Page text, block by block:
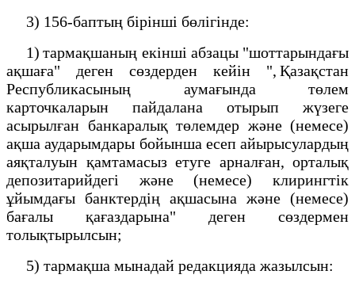
3) 156-баптың бірінші бөлігінде:
1) тармақшаның екінші абзацы "шоттарындағы
ақшаға" деген сөздерден кейін ", Қазақстан
Республикасының аумағында төлем
карточкаларын пайдалана отырып жүзеге
асырылған банкаралық төлемдер және (немесе)
ақша аударымдары бойынша есеп айырысулардың
аяқталуын қамтамасыз етуге арналған, орталық
депозитарийдегі және (немесе) клирингтік
ұйымдағы банктердің ақшасына және (немесе)
бағалы қағаздарына" деген сөздермен
толықтырылсын;
5) тармақша мынадай редакцияда жазылсын: